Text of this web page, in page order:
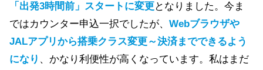
「出発3時間前」スタートに変更 となりました。今ま
ではカウンター申込一択でしたが、 Webブラウザや
JALアプリから搭乗クラス変更～決済までできるよう
になり 、かなり利便性が高くなっています。私はまだ